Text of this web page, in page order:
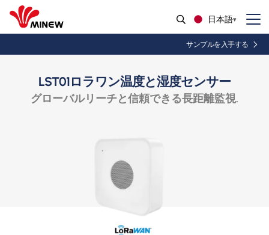
日本語
サンプルを入手する
LST01ロラワン温度と湿度センサー
グローバルリーチと信頼できる長距離監視.